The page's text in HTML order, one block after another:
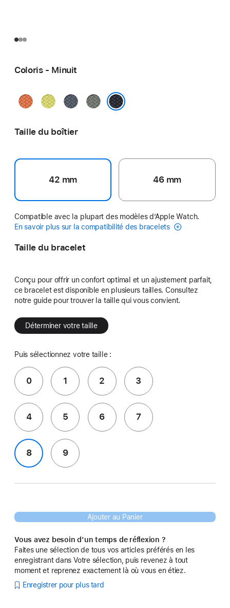
Coloris - Minuit
Curcuma
JauneBleu
Gris
Taille du boîtier
42 mm 46 mm
Compatible avec la plupart des modèles d’Apple Watch.
En savoir plus sur la compatibilité des bracelets
Taille du bracelet
Conçu pour offrir un confort optimal et un ajustement parfait,
ce bracelet est disponible en plusieurs tailles. Consultez
notre guide pour trouver la taille qui vous convient.
Déterminer votre taille
Puis sélectionnez votre taille :
0 1 2 3
4 5 6 7
8 9
Ajouter au Panier
Vous avez besoin d’un temps de réflexion ?
Faites une sélection de tous vos articles préférés en les
enregistrant dans Votre sélection, puis revenez à tout
moment et reprenez exactement là où vous en étiez.
Enregistrer pour plus tard